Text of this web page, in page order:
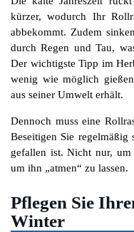
kürzer, wodurch Ihr
abbekommt. Zudem
durch Regen und Tau,
Der wichtigste Tipp im
wenig wie möglich
aus seiner Umwelt erhält.
Dennoch muss eine
Beseitigen Sie regelmäßig
gefallen ist. Nicht nur, um
um ihn „atmen“ zu lassen.
Pflegen Sie
Winter